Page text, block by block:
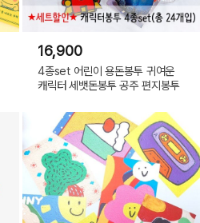
16,900
4종set 어린이 용돈봉투 귀여운
캐릭터 세뱃돈봉투 공주 편지봉투